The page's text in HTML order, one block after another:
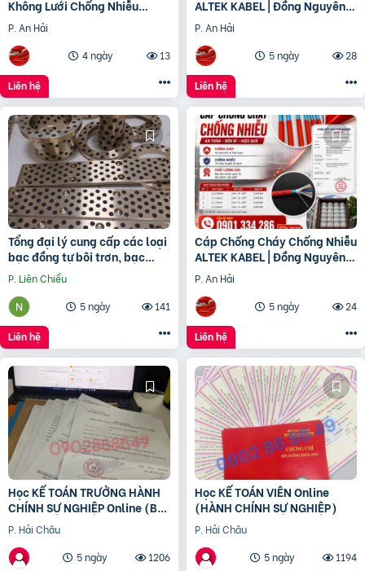
Không Lưới Chống Nhiễu
ALTEK KABEL | Đồng Nguyên
Chất 100%
P. An Hải
4 ngày
13
Liên hệ
ALTEK KABEL | Đồng Nguyên
Chất 100%, Chất Lượng Cao
P. An Hải
5 ngày
28
Liên hệ
Tổng đại lý cung cấp các loại
bạc đồng tự bôi trơn, bạc
cầu, bạc Graphite
P. Liên Chiểu
5 ngày
141
Liên hệ
Cáp Chống Cháy Chống Nhiễu
ALTEK KABEL | Đồng Nguyên
Chất 100%, Đảm Bảo An Toàn
Công Trình
P. An Hải
5 ngày
24
Liên hệ
Học KẾ TOÁN TRƯỞNG HÀNH
CHÍNH SỰ NGHIỆP Online (Bộ
tài chính) cấp chứng chỉ để
bổ nhiệm
P. Hải Châu
5 ngày
1206
Học KẾ TOÁN VIÊN Online
(HÀNH CHÍNH SỰ NGHIỆP)
P. Hải Châu
5 ngày
1194